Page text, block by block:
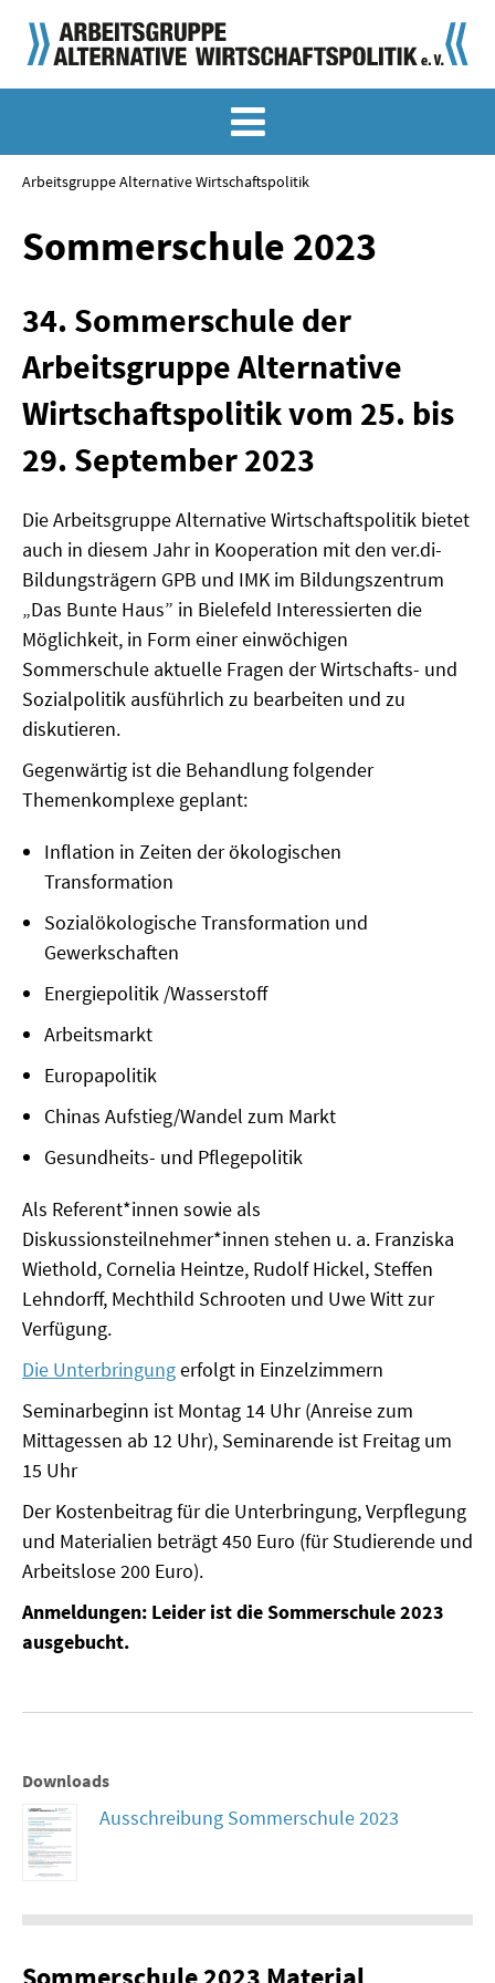
KLASSIKER
SONDERVERÖFFENTLICHUNGEN
LANGFASSUNGEN ZU DEN MEMORANDEN
MATERIALIEN
MATERIALIEN ZU DEN MEMORANDEN
MATERIALIEN ZUR SOMMERSCHULE
MEMO-FORUM
SOMMERSCHULE
SOMMERSCHULE 2025
SOMMERSCHULE 2024
SOMMERSCHULE 2023
SOMMERSCHULE 2021
SOMMERSCHULE 2020
SOMMERSCHULE 2019
SOMMERSCHULE 2018
SOMMERSCHULE 2017
SOMMERSCHULE 2014
SOMMERSCHULE 2013
SOMMERSCHULE 2012
SOMMERSCHULE 2010
SOMMERSCHULE 2008
SOMMERSCHULE 2007
Über uns
Newsletter
Suche
Arbeitsgruppe Alternative Wirtschaftspolitik
Sommerschule 2023
34. Sommerschule der
Arbeitsgruppe Alternative
Wirtschaftspolitik vom 25. bis
29. September 2023
Die Arbeitsgruppe Alternative Wirtschaftspolitik bietet
auch in diesem Jahr in Kooperation mit den ver.di-
Bildungsträgern GPB und IMK im Bildungszentrum
„Das Bunte Haus” in Bielefeld Interessierten die
Möglichkeit, in Form einer einwöchigen
Sommerschule aktuelle Fragen der Wirtschafts- und
Sozialpolitik ausführlich zu bearbeiten und zu
diskutieren.
Gegenwärtig ist die Behandlung folgender
Themenkomplexe geplant:
Inflation in Zeiten der ökologischen
Transformation
Sozialökologische Transformation und
Gewerkschaften
Energiepolitik /Wasserstoff
Arbeitsmarkt
Europapolitik
Chinas Aufstieg/Wandel zum Markt
Gesundheits- und Pflegepolitik
Als Referent*innen sowie als
Diskussionsteilnehmer*innen stehen u. a. Franziska
Wiethold, Cornelia Heintze, Rudolf Hickel, Steffen
Lehndorff, Mechthild Schrooten und Uwe Witt zur
Verfügung.
Die Unterbringungerfolgt in Einzelzimmern
Seminarbeginn ist Montag 14 Uhr (Anreise zum
Mittagessen ab 12 Uhr), Seminarende ist Freitag um
15 Uhr
Der Kostenbeitrag für die Unterbringung, Verpflegung
und Materialien beträgt 450 Euro (für Studierende und
Arbeitslose 200 Euro).
Anmeldungen: Leider ist die Sommerschule 2023
ausgebucht.
Downloads
Ausschreibung Sommerschule 2023